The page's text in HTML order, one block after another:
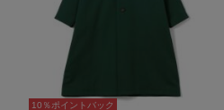
10％ポイントバック